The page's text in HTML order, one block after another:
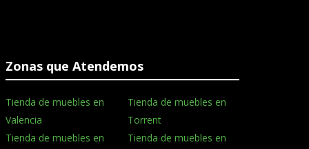
Zonas que Atendemos
Tienda de muebles en
Valencia
Tienda de muebles en
Tienda de muebles en
Torrent
Tienda de muebles en